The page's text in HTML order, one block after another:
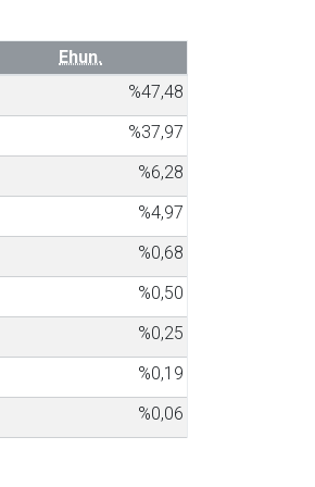
Ehun.
%47,48
%37,97
%6,28
%4,97
%0,68
%0,50
%0,25
%0,19
%0,06